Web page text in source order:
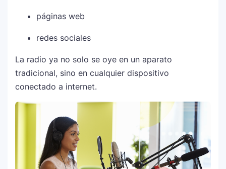
páginas web
redes sociales
La radio ya no solo se oye en un aparato
tradicional, sino en cualquier dispositivo
conectado a internet.